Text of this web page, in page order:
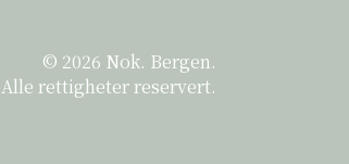
© 2026 Nok. Bergen.
Alle rettigheter reservert.